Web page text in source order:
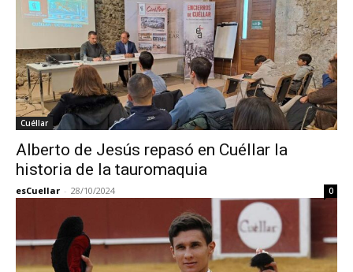
Cuéllar
Alberto de Jesús repasó en Cuéllar la
historia de la tauromaquia
esCuellar - 28/10/2024 0